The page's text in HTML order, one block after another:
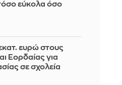
εύκολα όσο
ευρώ στους
Εορδαίας για
σε σχολεία